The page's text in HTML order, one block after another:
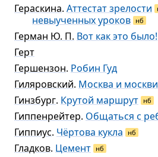
Гераскина. Аттестат зрелости
невыученных уроков нб
Герман Ю. П. Вот как это было!
Герт
Гершензон. Робин Гуд
Гиляровский. Москва и
Гинзбург. Крутой маршрут нб
Гиппенрейтер. Общаться с
Гиппиус. Чёртова кукла нб
Гладков. Цемент нб